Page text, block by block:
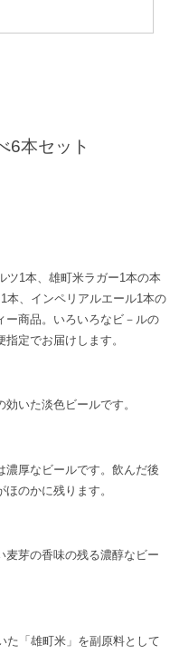
6本セット
ツ1本、雄町米ラガー1本の本
本、インペリアルエール1本の
ー商品。いろいろなビ－ルの
定でお届けします。
いた淡色ビールです。
濃厚なビールです。飲んだ後
のかに残ります。
麦芽の香味の残る濃醇なビー
た「雄町米」を副原料として